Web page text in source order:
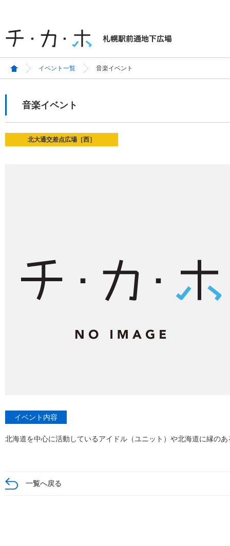
イベント一覧 音楽イベント
音楽イベント
北大通交差点広場［西］
イベント内容
北海道を中心に活動しているアイドル（ユニット）や北海道に縁の
一覧へ戻る